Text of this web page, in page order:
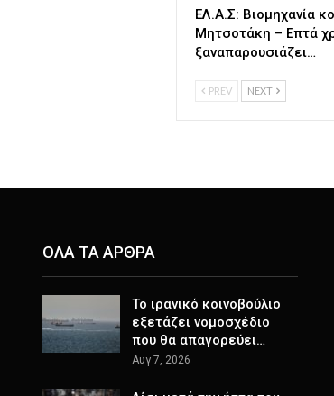
ΕΛ.Α.Σ: Βιομηχανία
Μητσοτάκη – Επτά
ξαναπαρουσιάζει…
PREV NEXT
ΟΛΑ ΤΑ ΑΡΘΡΑ
Το ιρανικό κοινοβούλιο
εξετάζει νομοσχέδιο
που θα απαγορεύει…
Αυγ 7, 2026